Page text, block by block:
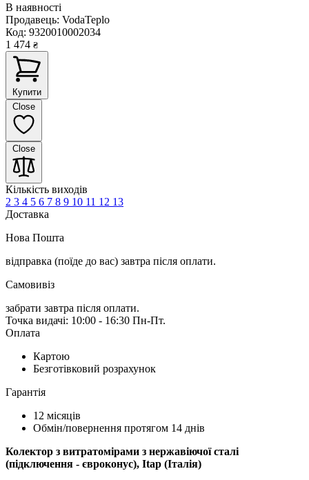
В наявності
Продавець: VodaTeplo
Код: 9320010002034
1 474 ₴
Купити
Close
Close
Кількість виходів
2 3 4 5 6 7 8 9 10 11 12 13
Доставка
Нова Пошта
відправка (поїде до вас) завтра після оплати.
Самовивіз
забрати завтра після оплати.
Точка видачі: 10:00 - 16:30 Пн-Пт.
Оплата
Картою
Безготівковий розрахунок
Гарантія
12 місяців
Обмін/повернення протягом 14 днів
Колектор з витратомірами з нержавіючої сталі
(підключення - євроконус), Itap (Італія)